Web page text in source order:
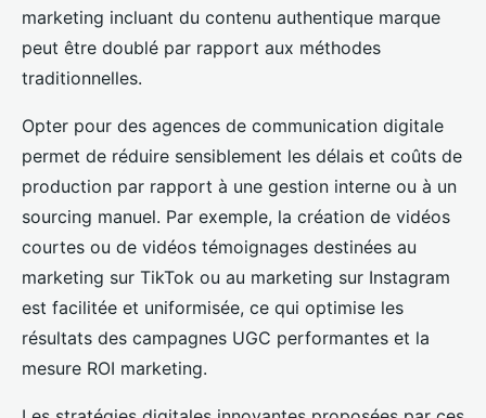
marketing incluant du contenu authentique marque
peut être doublé par rapport aux méthodes
traditionnelles.
Opter pour des agences de communication digitale
permet de réduire sensiblement les délais et coûts de
production par rapport à une gestion interne ou à un
sourcing manuel. Par exemple, la création de vidéos
courtes ou de vidéos témoignages destinées au
marketing sur TikTok ou au marketing sur Instagram
est facilitée et uniformisée, ce qui optimise les
résultats des campagnes UGC performantes et la
mesure ROI marketing.